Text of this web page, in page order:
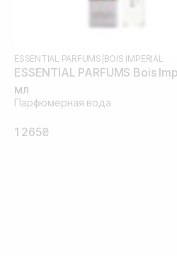
ESSENTIAL PARFUMS BOIS IMPERIAL
ESSENTIAL PARFUMS Bois
мл
Парфюмерная вода
1 265₴